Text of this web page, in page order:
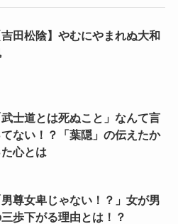
吉田松陰】やむにやまれぬ大和
武士道とは死ぬこと」なんて言
てない！？「葉隠」の伝えたか
た心とは
男尊女卑じゃない！？」女が男
歩下がる理由とは！？